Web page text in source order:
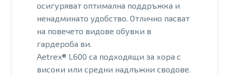
осигуряват оптимална поддръжка и
ненадминато удобство. Отлично пасват
на повечето видове обувки в
гардероба ви.
Aetrex® L600 са подходящи за хора с
високи или средни надлъжни сводове.